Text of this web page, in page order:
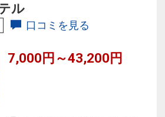
ル
口コミを見る
7,000円～43,200円